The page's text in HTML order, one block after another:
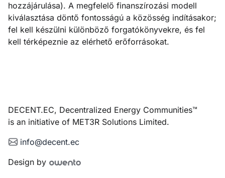
hozzájárulása). A megfelelő finanszírozási modell
kiválasztása döntő fontosságú a közösség indításakor;
fel kell készülni különböző forgatókönyvekre, és fel
kell térképeznie az elérhető erőforrásokat.
DECENT.EC, Decentralized Energy Communities™
is an initiative of MET3R Solutions Limited.
info@decent.ec
Design by